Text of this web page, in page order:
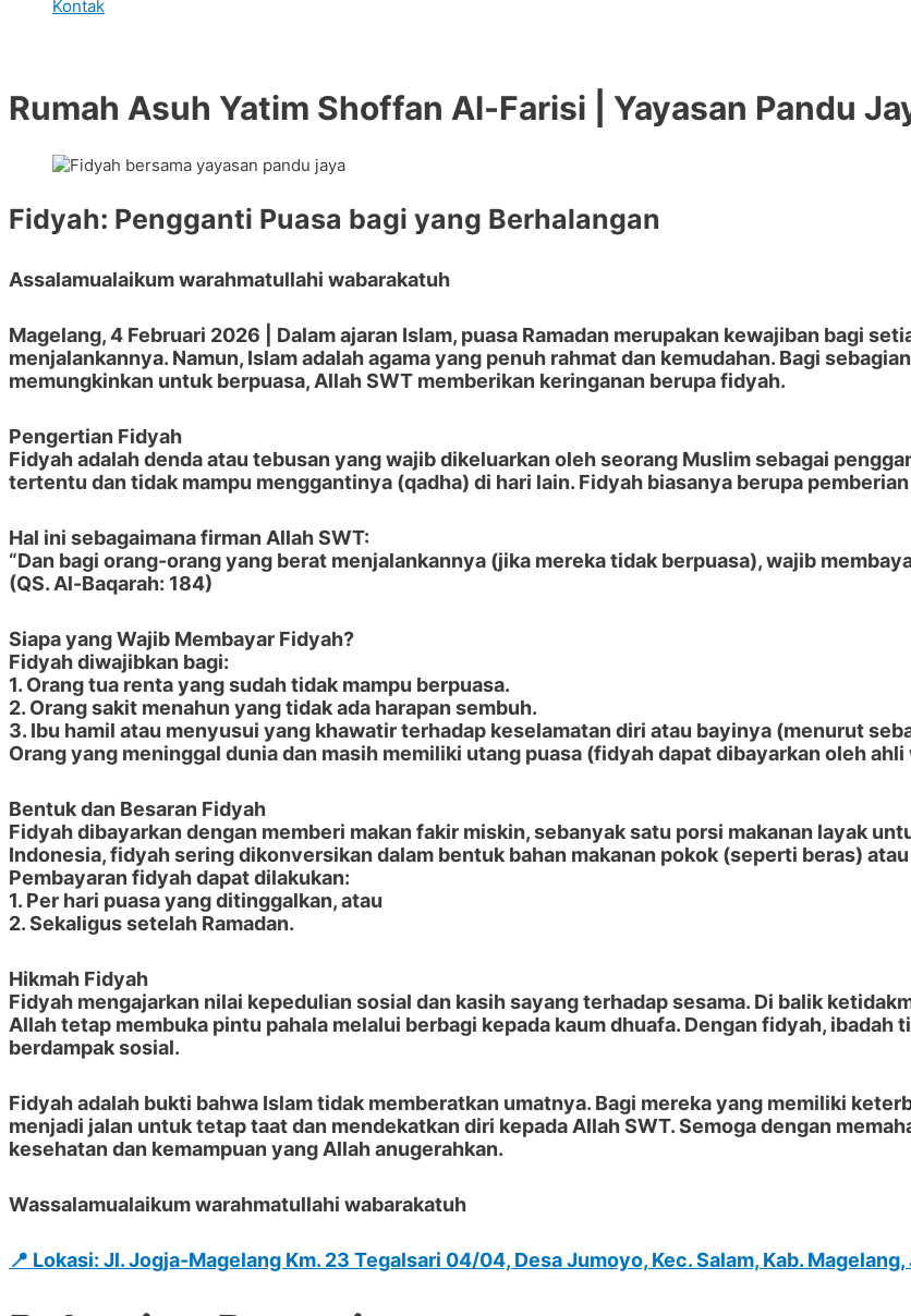
Kontak
Rumah Asuh Yatim Shoffan Al-Farisi | Yayasan Pandu
Fidyah: Pengganti Puasa bagi yang Berhalangan
Assalamualaikum warahmatullahi wabarakatuh
Magelang, 4 Februari 2026 | Dalam ajaran Islam, puasa Ramadan merupakan kewajiban bagi
menjalankannya. Namun, Islam adalah agama yang penuh rahmat dan kemudahan. Bagi
memungkinkan untuk berpuasa, Allah SWT memberikan keringanan berupafidyah.
Pengertian Fidyah
Fidyah adalah denda atau tebusan yang wajib dikeluarkan oleh seorang Muslim sebagai
tertentu dan tidak mampu menggantinya (qadha) di hari lain. Fidyah biasanya berupa
Hal ini sebagaimana firman Allah SWT:
“Dan bagi orang-orang yang berat menjalankannya (jika mereka tidak berpuasa), wajib
(QS. Al-Baqarah: 184)
Siapa yang Wajib Membayar Fidyah?
Fidyah diwajibkan bagi:
1. Orang tua rentayang sudah tidak mampu berpuasa.
2. Orang sakit menahunyang tidak ada harapan sembuh.
3. Ibu hamil atau menyusui yang khawatir terhadap keselamatan diri atau bayinya (menurut
Orang yang meninggal dunia dan masih memiliki utang puasa (fidyah dapat dibayarkan oleh
Bentuk dan Besaran Fidyah
Fidyah dibayarkan dengan memberi makan fakir miskin, sebanyak satu porsi makanan layak
Indonesia, fidyah sering dikonversikan dalam bentuk bahan makanan pokok (seperti beras)
Pembayaran fidyah dapat dilakukan:
1. Per hari puasa yang ditinggalkan, atau
2. Sekaligus setelah Ramadan.
Hikmah Fidyah
Fidyah mengajarkan nilai kepedulian sosial dan kasih sayang terhadap sesama. Di balik
Allah tetap membuka pintu pahala melalui berbagi kepada kaum dhuafa. Dengan fidyah,
berdampak sosial.
Fidyah adalah bukti bahwa Islam tidak memberatkan umatnya. Bagi mereka yang memiliki
menjadi jalan untuk tetap taat dan mendekatkan diri kepada Allah SWT. Semoga dengan
kesehatan dan kemampuan yang Allah anugerahkan.
Wassalamualaikum warahmatullahi wabarakatuh
📍 Lokasi: Jl. Jogja-Magelang Km. 23 Tegalsari 04/04, Desa Jumoyo, Kec. Salam, Kab. Magelang,